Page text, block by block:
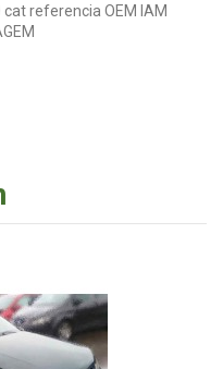
referencia OEM IAM